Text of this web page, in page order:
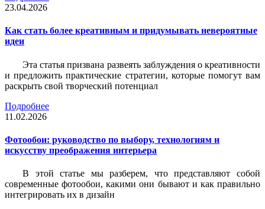
23.04.2026
Как стать более креативным и придумывать невероятные
идеи
Эта статья призвана развеять заблуждения о креативности
и предложить практические стратегии, которые помогут вам
раскрыть свой творческий потенциал
Подробнее
11.02.2026
Фотообои: руководство по выбору, технологиям и
искусству преображения интерьера
В этой статье мы разберем, что представляют собой
современные фотообои, какими они бывают и как правильно
интегрировать их в дизайн